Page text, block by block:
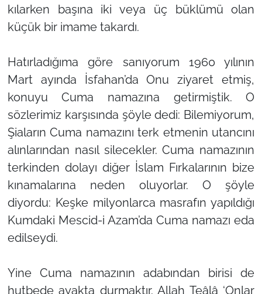
kılarken başına iki veya üç büklümü olan
küçük bir imame takardı.
Hatırladığıma göre sanıyorum 1960 yılının
Mart ayında İsfahan’da Onu ziyaret etmiş,
konuyu Cuma namazına getirmiştik. O
sözlerimiz karşısında şöyle dedi: Bilemiyorum,
Şiaların Cuma namazını terk etmenin utancını
alınlarından nasıl silecekler. Cuma namazının
terkinden dolayı diğer İslam Fırkalarının bize
kınamalarına neden oluyorlar. O şöyle
diyordu: Keşke milyonlarca masrafın yapıldığı
Kumdaki Mescid-i Azam’da Cuma namazı eda
edilseydi.
Yine Cuma namazının adabından birisi de
hutbede ayakta durmaktır. Allah Teâlâ ‘Onlar